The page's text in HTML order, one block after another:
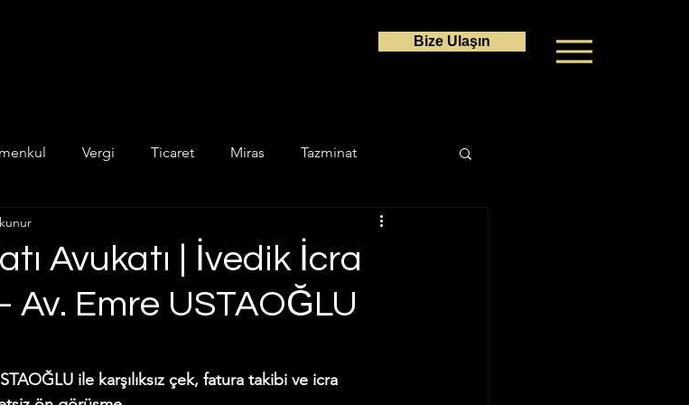
Bize Ulaşın
Vergi Ticaret Miras Tazminat
Unkategorisiert
Hukuku Hesaplama Programları Ceza Hukuku
İcra Hukuku İdare Hukuku
Avukatı | İvedik İcra
Av. Emre USTAOĞLU
ile karşılıksız çek, fatura takibi ve icra